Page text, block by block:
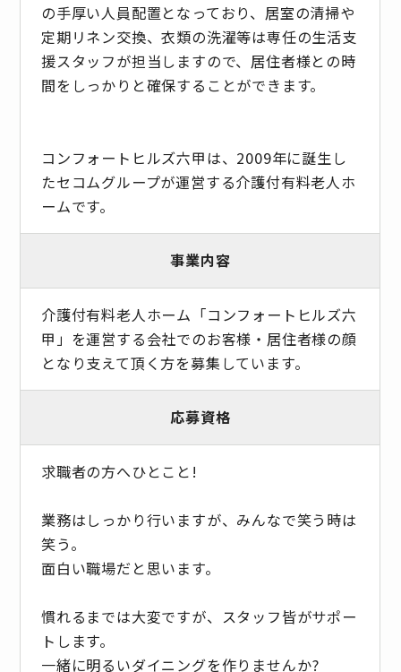
の手厚い人員配置となっており、居室の清掃や
定期リネン交換、衣類の洗濯等は専任の生活支
援スタッフが担当しますので、居住者様との時
間をしっかりと確保することができます。
コンフォートヒルズ六甲は、2009年に誕生し
たセコムグループが運営する介護付有料老人ホ
ームです。
事業内容
介護付有料老人ホーム「コンフォートヒルズ六
甲」を運営する会社でのお客様・居住者様の顔
となり支えて頂く方を募集しています。
応募資格
求職者の方へひとこと!
業務はしっかり行いますが、みんなで笑う時は
笑う。
面白い職場だと思います。
慣れるまでは大変ですが、スタッフ皆がサポー
トします。
一緒に明るいダイニングを作りませんか?